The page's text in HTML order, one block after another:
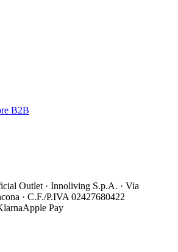
B2B
Outlet · Innoliving S.p.A. · Via
· C.F./P.IVA 02427680422
Apple Pay